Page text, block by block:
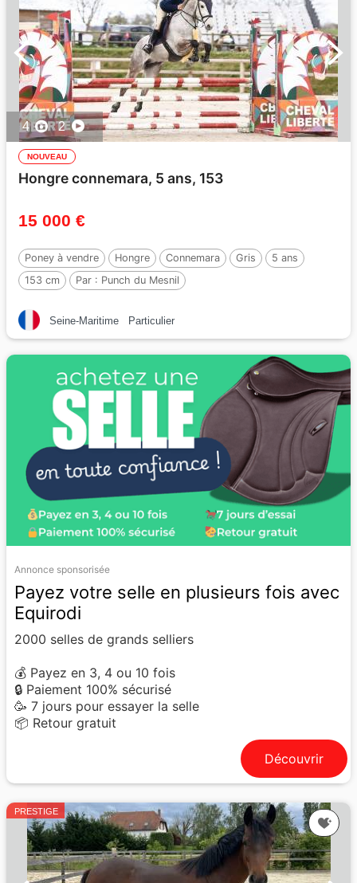
4 2
NOUVEAU
Hongre connemara, 5 ans, 153
15 000 €
Poney à vendre Hongre Connemara Gris
5 ans
153 cm
Par : Punch du Mesnil
Seine-Maritime Particulier
Annonce sponsorisée
Payez votre selle en plusieurs fois avec
Equirodi
2000 selles de grands selliers
💰 Payez en 3, 4 ou 10 fois
🔒 Paiement 100% sécurisé
🥳 7 jours pour essayer la selle
📦 Retour gratuit
Découvrir
PRESTIGE